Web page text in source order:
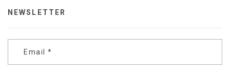
NEWSLETTER
Email *